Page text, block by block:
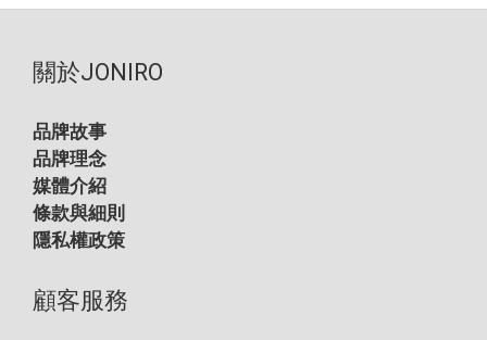
關於JONIRO
品牌故事
品牌理念
媒體介紹
條款與細則
隱私權政策
顧客服務